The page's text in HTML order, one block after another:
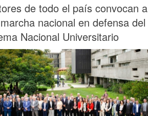
de todo el país convocan a
nacional en defensa del
Nacional Universitario